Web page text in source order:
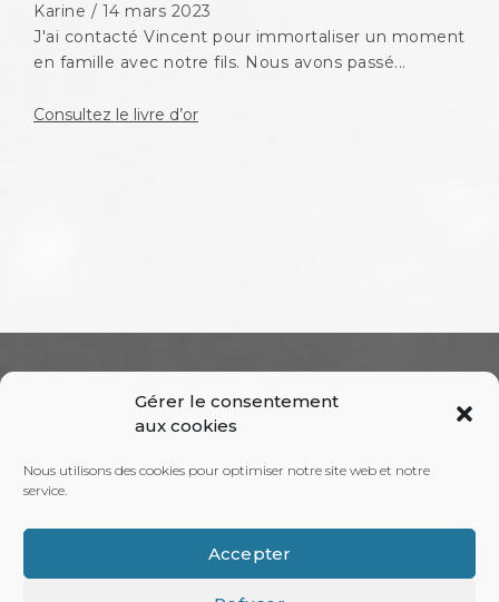
Gérer le consentement
aux cookies
Nous utilisons des cookies pour optimiser notre site web et notre
service.
Accepter
Karine / 14 mars 2023
J'ai contacté Vincent pour immortaliser un moment
en famille avec notre fils. Nous avons passé...
Guy/5 avril 2022
Un grand merci à Vincent pour la qualité de son
Consultez le livre d’or
RECHERCHE